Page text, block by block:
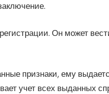
Он может
признаки, ему
учет всех выданных